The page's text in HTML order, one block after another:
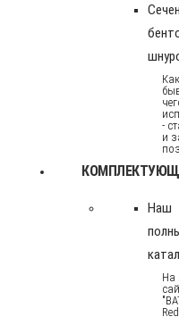
-
и
Наш
На